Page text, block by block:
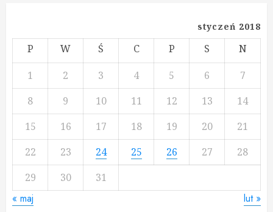
styczeń 2018
P W Ś C P S
N
1
2 3 4 5 6
7
8
9 10 11 12 13
14
15
16 17 18 19 20
21
22
23 24 25 26 27
28
29
30 31
« maj lut »